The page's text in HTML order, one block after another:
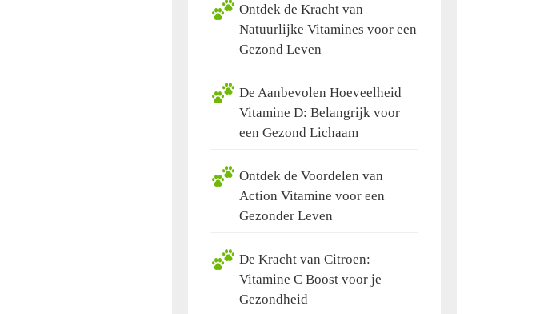
Ontdek de Kracht van
Natuurlijke Vitamines voor een
Gezond Leven
De Aanbevolen Hoeveelheid
Vitamine D: Belangrijk voor
een Gezond Lichaam
Ontdek de Voordelen van
Action Vitamine voor een
Gezonder Leven
De Kracht van Citroen:
Vitamine C Boost voor je
Gezondheid